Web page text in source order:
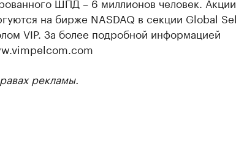
на бирже NASDAQ в секции Global
VIP. За более подробной информацией
рекламы.